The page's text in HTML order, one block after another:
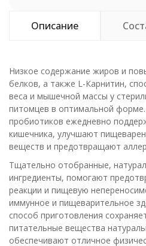
Описание
Низкое содержание жиров и
белков, а также L-Карнитин,
веса и мышечной массы у
питомцев в оптимальной
пробиотиков ежедневно
кишечника, улучшают
веществ и предотвращают
Тщательно отобранные,
ингредиенты, помогают
реакции и пищевую
иммунное и пищеварительное
способ приготовления
питательные вещества
обеспечивают отличное